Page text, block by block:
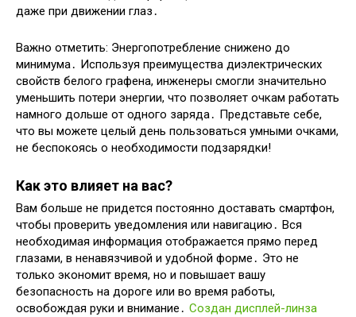
даже при движении глаз․
Важно отметить: Энергопотребление снижено до
минимума․ Используя преимущества диэлектрических
свойств белого графена, инженеры смогли значительно
уменьшить потери энергии, что позволяет очкам работать
намного дольше от одного заряда․ Представьте себе,
что вы можете целый день пользоваться умными очками,
не беспокоясь о необходимости подзарядки!
Как это влияет на вас?
Вам больше не придется постоянно доставать смартфон,
чтобы проверить уведомления или навигацию․ Вся
необходимая информация отображается прямо перед
глазами, в ненавязчивой и удобной форме․ Это не
только экономит время, но и повышает вашу
безопасность на дороге или во время работы,
освобождая руки и внимание․ Создан дисплей-линза